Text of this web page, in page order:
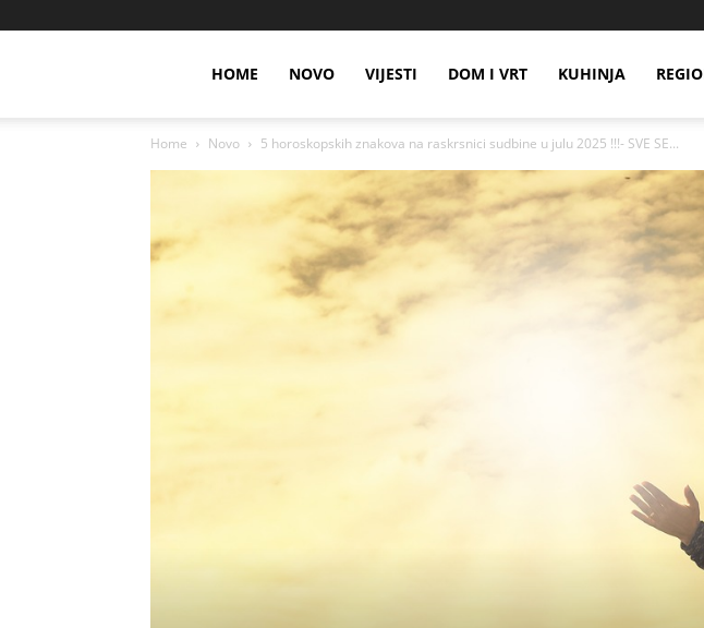
HOME NOVO VIJESTI DOM I VRT KUHINJA
Home Novo 5 horoskopskih znakova na raskrsnici sudbine u julu 2025 !!!- SVE SE...